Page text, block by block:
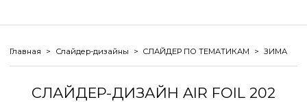
Главная Слайдер-дизайны СЛАЙДЕР ПО ТЕМАТИКАМ ЗИМА
СЛАЙДЕР-ДИЗАЙН AIR FOIL 202